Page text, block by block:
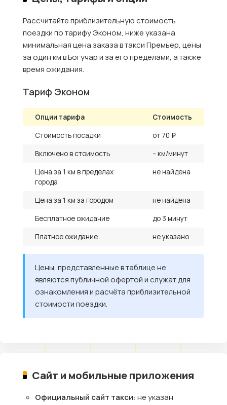
Рассчитайте приблизительную стоимость
поездки по тарифу Эконом, ниже указана
минимальная цена заказа в такси Премьер, цены
за один км в Богучар и за его пределами, а также
время ожидания.
Тариф Эконом
Опции тарифа
Стоимость
Стоимость посадки
от 70 ₽
Включено в стоимость
– км/минут
Цена за 1 км в пределах
города
не найдена
Цена за 1 км за городом
не найдена
Бесплатное ожидание
до 3 минут
Платное ожидание
не указано
Цены, представленные в таблице не
являются публичной офертой и служат для
ознакомления и расчёта приблизительной
стоимости поездки.
Сайт и мобильные приложения
Официальный сайт такси:не указан